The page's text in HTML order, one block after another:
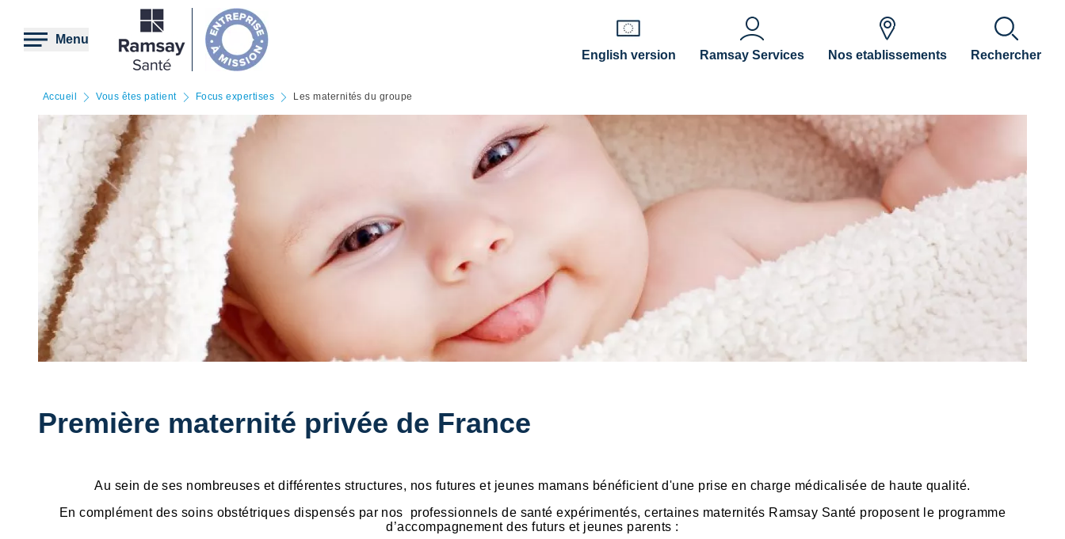
contenu
principal
Menu
English version
Ramsay Services Nos etablissements Rechercher
Accueil Vous êtes patient Focus expertises Les maternités du groupe
Première maternité privée de France
Au sein de ses nombreuses et différentes structures, nos futures et jeunes mamans bénéficient d'une prise en charge médicalisée de haute qualité.
En complément des soins obstétriques dispensés par nos professionnels de santé expérimentés, certaines maternités Ramsay Santé proposent le programme
d’accompagnement des futurs et jeunes parents :